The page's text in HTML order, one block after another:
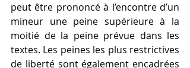
peut être prononcé à l’encontre d’un
mineur une peine supérieure à la
moitié de la peine prévue dans les
textes. Les peines les plus restrictives
de liberté sont également encadrées